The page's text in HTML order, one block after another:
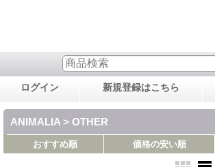
ログイン 新規登録はこちら
ANIMALIA > OTHER
おすすめ順 価格の安い順